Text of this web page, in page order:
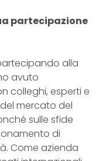
partecipazione
alla
avuto
colleghi, esperti e
mercato del
sulle sfide
di
Come azienda